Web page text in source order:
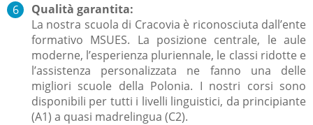
Qualità garantita:
La nostra scuola di Cracovia è riconosciuta dall’ente
formativo MSUES. La posizione centrale, le aule
moderne, l’esperienza pluriennale, le classi ridotte e
l’assistenza personalizzata ne fanno una delle
migliori scuole della Polonia. I nostri corsi sono
disponibili per tutti i livelli linguistici, da principiante
(A1) a quasi madrelingua (C2).